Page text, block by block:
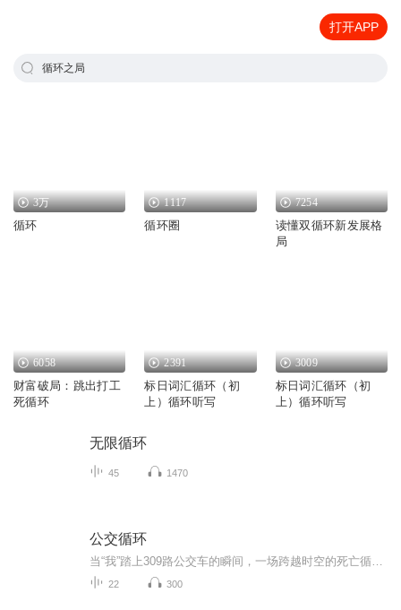
打开APP
循环之局
3万
循环
1117
循环圈
7254
读懂双循环新发展格
局
6058
财富破局：跳出打工
死循环
2391
标日词汇循环（初
上）循环听写
3009
标日词汇循环（初
上）循环听写
无限循环
45 1470
公交循环
22 300